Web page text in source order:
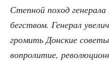
Степ­ной поход
бег­ством. Гене­рал
гро­мить Дон­ские
во­про­ли­тие,